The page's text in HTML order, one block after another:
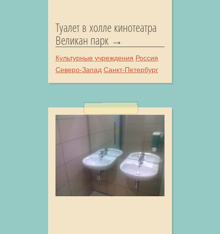
Туалет в холле кинотеатра
Великан парк
Культурные учреждения Россия
Северо-Запад Санкт-Петербург